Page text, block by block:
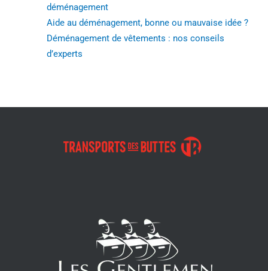
déménagement
Aide au déménagement, bonne ou mauvaise idée ?
Déménagement de vêtements : nos conseils
d’experts